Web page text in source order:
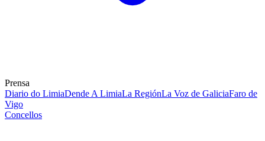
Prensa
Diario do LimiaDende A LimiaLa RegiónLa Voz de GaliciaFaro de
Vigo
Concellos